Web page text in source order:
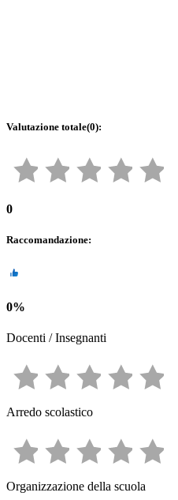
Valutazione totale(0):
0
Raccomandazione:
0%
Docenti / Insegnanti
Arredo scolastico
Organizzazione della scuola